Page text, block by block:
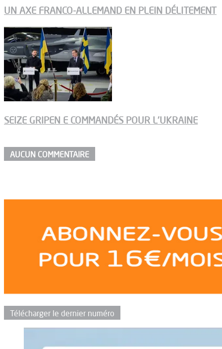
UN AXE FRANCO-ALLEMAND EN PLEIN DÉLITEMENT
SEIZE GRIPEN E COMMANDÉS POUR L’UKRAINE
AUCUN COMMENTAIRE
Télécharger le dernier numéro